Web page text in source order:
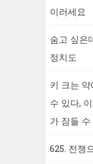
이러세요
숨고 싶은
정치도
키 크는
수 있다,
가 잠들
625. 전쟁